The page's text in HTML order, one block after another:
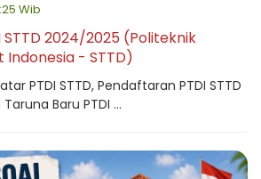
Wib
2024/2025 (Politeknik
- STTD)
PTDI STTD, Pendaftaran PTDI STTD
Baru PTDI ...